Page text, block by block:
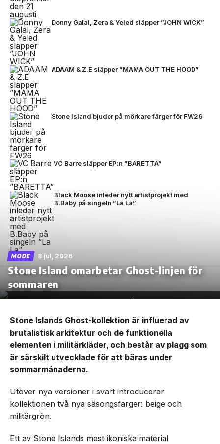
Donny Galal, Zera & Yeled släpper ”JOHN WICK”
ADAAM & Z.E släpper ”MAMA OUT THE HOOD”
Stone Island bjuder på mörkare färger för FW26
VC Barre släpper EP:n ”BARETTA”
Black Moose inleder nytt artistprojekt med
B.Baby på singeln ”La La”
MODE 8 jul, 2026
Stone Island omarbetar Ghost-linjen för
sommaren
Stone Islands Ghost-kollektion är influerad av
brutalistisk arkitektur och de funktionella
elementen i militärkläder, och består av plagg som
är särskilt utvecklade för att bäras under
sommarmånaderna.
Utöver nya versioner i svart introducerar
kollektionen två nya säsongsfärger: beige och
militärgrön.
Ett av Stone Islands mest ikoniska material